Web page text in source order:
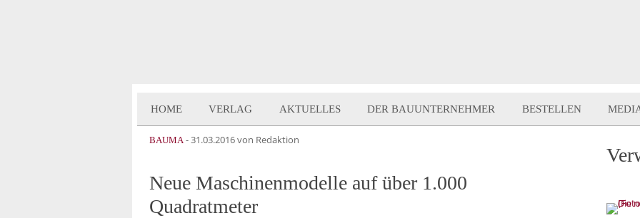
HOME VERLAG AKTUELLES DER BAUUNTERNEHMER BESTELLEN
BAUMA-31.03.2016von Redaktion
Neue Maschinenmodelle auf über 1.000
Quadratmeter